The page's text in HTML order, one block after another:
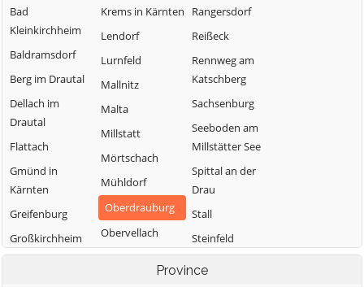
Bad
Kleinkirchheim
Baldramsdorf
Berg im Drautal
Dellach im
Drautal
Flattach
Gmünd in
Kärnten
Greifenburg
Großkirchheim
Krems in Kärnten
Lendorf
Lurnfeld
Mallnitz
Malta
Millstatt
Mörtschach
Mühldorf
Oberdrauburg
Obervellach
Radenthein
Rangersdorf
Reißeck
Rennweg am
Katschberg
Sachsenburg
Seeboden am
Millstätter See
Spittal an der
Drau
Stall
Steinfeld
Province